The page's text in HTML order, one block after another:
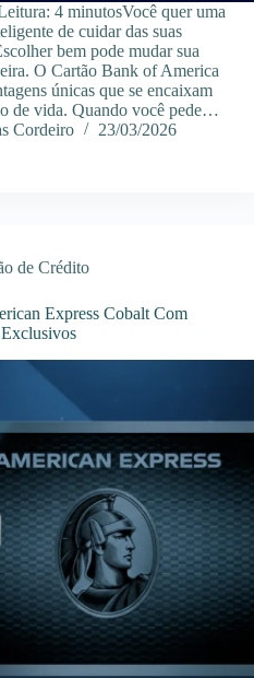
4 minutosVocê quer uma
de cuidar das suas
bem pode mudar sua
O Cartão Bank of America
únicas que se encaixam
de vida. Quando você pede…
Cordeiro
23/03/2026
de Crédito
Express Cobalt Com